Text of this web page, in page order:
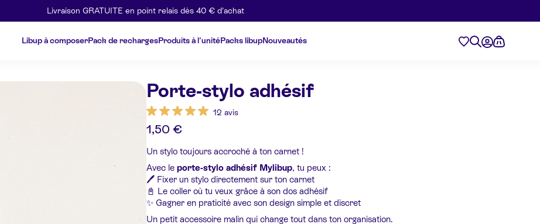
Livraison GRATUITE en point relais dès 40 € d’achat
Libup à composerPack de rechargesProduits à l'unitéPacks libupNouveautés
Porte-stylo adhésif
12 avis
1,50 €
Un stylo toujours accroché à ton carnet !
Avec le porte-stylo adhésif Mylibup, tu peux :
🖊️ Fixer un stylo directement sur ton carnet
📓 Le coller où tu veux grâce à son dos adhésif
✨ Gagner en praticité avec son design simple et discret
Un petit accessoire malin qui change tout dans ton organisation.